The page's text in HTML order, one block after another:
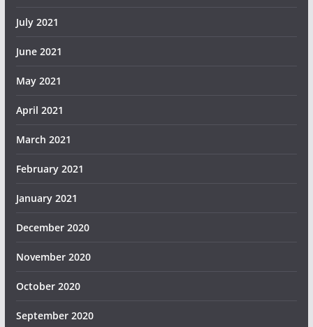
July 2021
June 2021
May 2021
April 2021
March 2021
February 2021
January 2021
December 2020
November 2020
October 2020
September 2020